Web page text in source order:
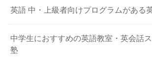
英語 中・上級者向けプログラムがある
中学生におすすめの英語教室・英会話
塾